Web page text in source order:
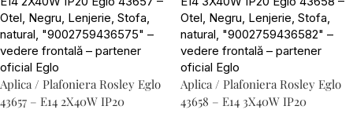
Aplica / Plafoniera Rosley Eglo
43657 – E14 2X40W IP20
Aplica / Plafoniera Rosley Eglo
43658 – E14 3X40W IP20